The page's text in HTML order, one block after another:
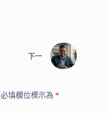
下一
必填欄位標示為 *